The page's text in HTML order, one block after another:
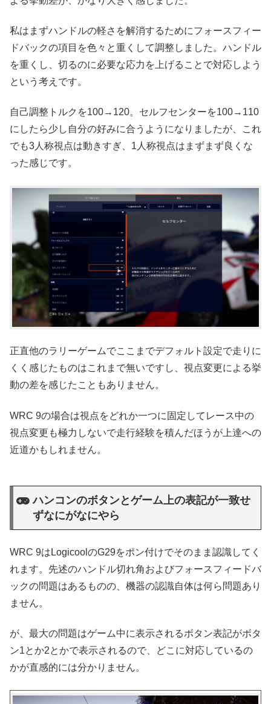
私はまずハンドルの軽さを解消するためにフォースフィー
ドバックの項目を色々と重くして調整しました。ハンドル
を重くし、切るのに必要な応力を上げることで対応しよう
という考えです。
自己調整トルクを100→120。セルフセンターを100→110
にしたら少し自分の好みに合うようになりましたが、これ
でも3人称視点は動きすぎ、1人称視点はまずまず良くな
った感じです。
正直他のラリーゲームでここまでデフォルト設定で走りに
くく感じたものはこれまで無いですし、視点変更による挙
動の差を感じたこともありません。
WRC 9の場合は視点をどれか一つに固定してレース中の
視点変更も極力しないで走行経験を積んだほうが上達への
近道かもしれません。
ハンコンのボタンとゲーム上の表記が一致せ
ずなにがなにやら
WRC 9はLogicoolのG29をポン付けでそのまま認識してく
れます。先述のハンドル切れ角およびフォースフィードバ
ックの問題はあるものの、機器の認識自体は何ら問題あり
ません。
が、最大の問題はゲーム中に表示されるボタン表記がボタ
ン1とか2とかで表示されるので、どこに対応しているの
かが直感的には分かりません。